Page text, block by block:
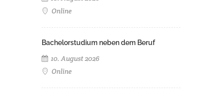
Online
Bachelorstudium neben dem Beruf
10. August 2026
Online